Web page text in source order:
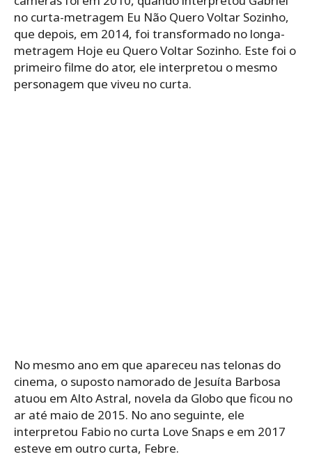
no curta-metragem Eu Não Quero Voltar Sozinho,
que depois, em 2014, foi transformado no longa-
metragem Hoje eu Quero Voltar Sozinho. Este foi o
primeiro filme do ator, ele interpretou o mesmo
personagem que viveu no curta.
No mesmo ano em que apareceu nas telonas do
cinema, o suposto namorado de Jesuíta Barbosa
atuou em Alto Astral, novela da Globo que ficou no
ar até maio de 2015. No ano seguinte, ele
interpretou Fabio no curta Love Snaps e em 2017
esteve em outro curta, Febre.